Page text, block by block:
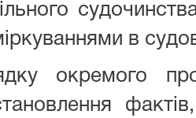
в
окремого